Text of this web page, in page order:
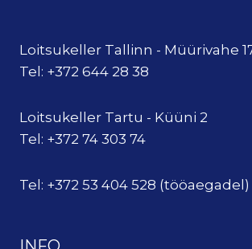
Loitsukeller Tallinn - Müürivahe
Tel: +372 644 28 38
Loitsukeller Tartu - Küüni 2
Tel: +372 74 303 74
Tel: +372 53 404 528 (tööaegadel)